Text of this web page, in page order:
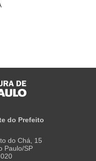
do Prefeito
do Chá, 15
Paulo/SP